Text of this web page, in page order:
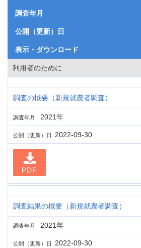
調査年月
公開（更新）日
表示・ダウンロード
利用者のために
調査の概要（新規就農者調査）
調査年月 2021年
公開（更新）日 2022-09-30
PDF
調査結果の概要（新規就農者調査）
調査年月 2021年
公開（更新）日 2022-09-30